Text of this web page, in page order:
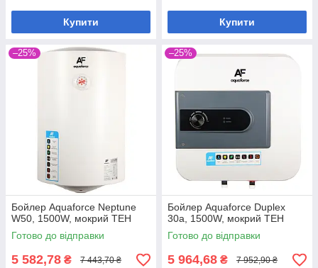
Купити Купити
–25%
Бойлер Aquaforce Neptune
W50, 1500W, мокрий ТЕН
Готово до відправки
5 582,78 ₴ 7 443,70 ₴
–25%
Бойлер Aquaforce Duplex
30а, 1500W, мокрий ТЕН
Готово до відправки
5 964,68 ₴ 7 952,90 ₴